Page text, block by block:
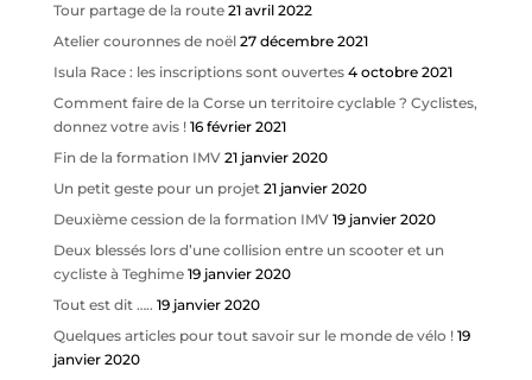
Tour partage de la route 21 avril 2022
Atelier couronnes de noël 27 décembre 2021
Isula Race : les inscriptions sont ouvertes 4 octobre 2021
Comment faire de la Corse un territoire cyclable ? Cyclistes,
donnez votre avis ! 16 février 2021
Fin de la formation IMV 21 janvier 2020
Un petit geste pour un projet 21 janvier 2020
Deuxième cession de la formation IMV 19 janvier 2020
Deux blessés lors d’une collision entre un scooter et un
cycliste à Teghime 19 janvier 2020
Tout est dit ….. 19 janvier 2020
Quelques articles pour tout savoir sur le monde de vélo ! 19
janvier 2020